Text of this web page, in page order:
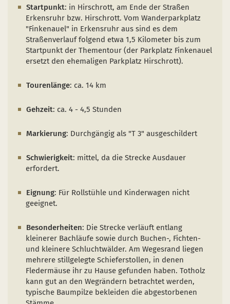
Der Wolf kehrt zurück
Barrierefrei unterwegs
Sternenpark
Erlebnisregion Nationalpark Eifel
Afrikanische Schweinepest
FAQ
einem neuen Fenster)
sich in einem neuen Fenster)
sich in einem neuen Fenster)
Startpunkt: in Hirschrott, am Ende der Straßen
Erkensruhr bzw. Hirschrott. Vom Wanderparkplatz
"Finkenauel" in Erkensruhr aus sind es dem
Straßenverlauf folgend etwa 1,5 Kilometer bis zum
Startpunkt der Thementour (der Parkplatz Finkenauel
ersetzt den ehemaligen Parkplatz Hirschrott).
Tourenlänge: ca. 14 km
Gehzeit: ca. 4 - 4,5 Stunden
Markierung: Durchgängig als "T 3" ausgeschildert
Schwierigkeit: mittel, da die Strecke Ausdauer
erfordert.
Eignung: Für Rollstühle und Kinderwagen nicht
geeignet.
Besonderheiten: Die Strecke verläuft entlang
kleinerer Bachläufe sowie durch Buchen-, Fichten-
und kleinere Schluchtwälder. Am Wegesrand liegen
mehrere stillgelegte Schieferstollen, in denen
Fledermäuse ihr zu Hause gefunden haben. Totholz
kann gut an den Wegrändern betrachtet werden,
typische Baumpilze bekleiden die abgestorbenen